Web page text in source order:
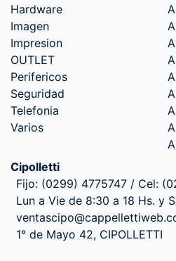
Hardware
Imagen
Impresion
OUTLET
Perifericos
Seguridad
Telefonia
Varios
Cipolletti
Fijo: (0299) 4775747 / Cel:
Lun a Vie de 8:30 a 18 Hs. y
1° de Mayo 42, CIPOLLETTI